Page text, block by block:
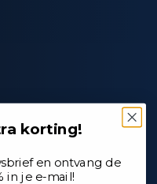
korting!
en ontvang de
in je e-mail!